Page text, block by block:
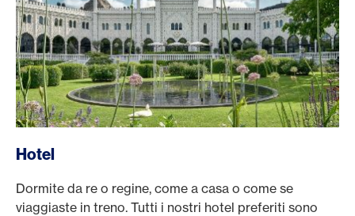
Hotel
Dormite da re o regine, come a casa o come se
viaggiaste in treno. Tutti i nostri hotel preferiti sono